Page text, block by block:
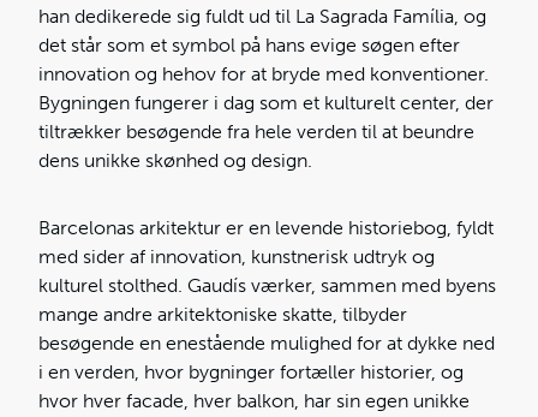
han dedikerede sig fuldt ud til La Sagrada Família, og
det står som et symbol på hans evige søgen efter
innovation og hehov for at bryde med konventioner.
Bygningen fungerer i dag som et kulturelt center, der
tiltrækker besøgende fra hele verden til at beundre
dens unikke skønhed og design.
Barcelonas arkitektur er en levende historiebog, fyldt
med sider af innovation, kunstnerisk udtryk og
kulturel stolthed. Gaudís værker, sammen med byens
mange andre arkitektoniske skatte, tilbyder
besøgende en enestående mulighed for at dykke ned
i en verden, hvor bygninger fortæller historier, og
hvor hver facade, hver balkon, har sin egen unikke